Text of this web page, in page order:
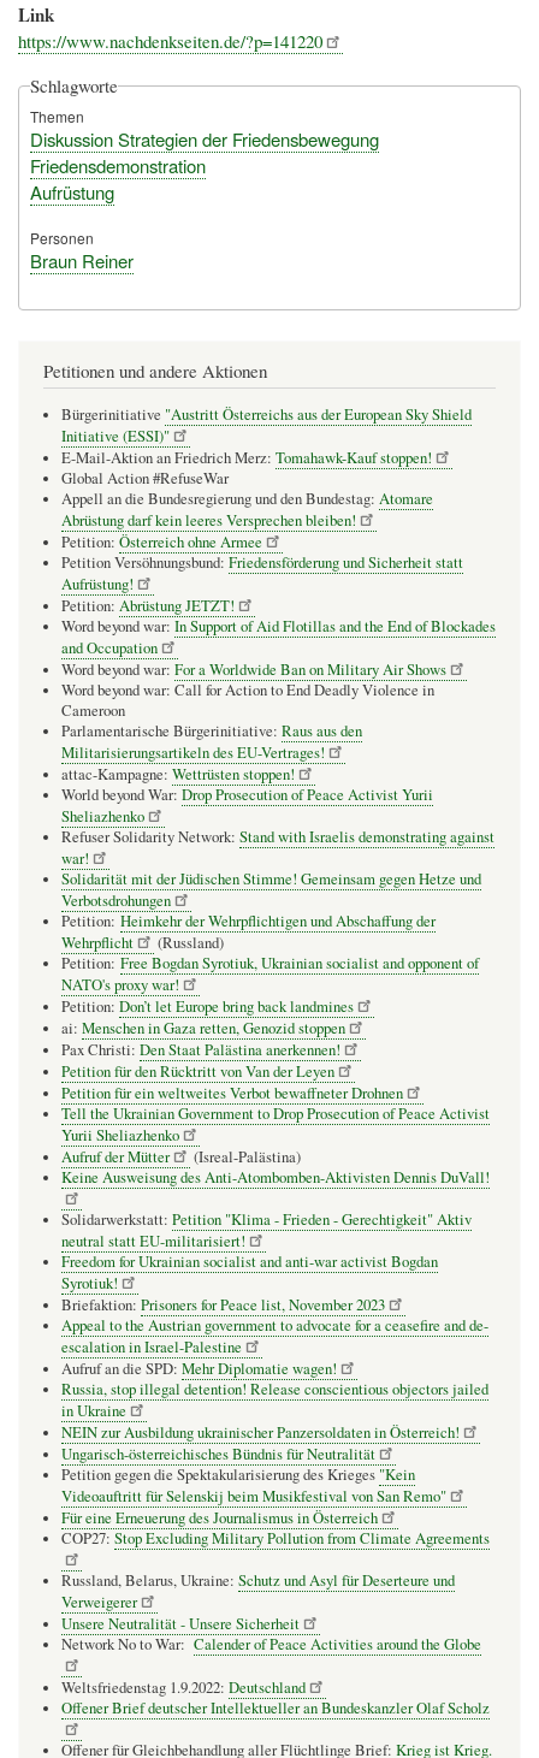
Link
https://www.nachdenkseiten.de/?p=141220
Schlagworte
Themen
Diskussion Strategien der Friedensbewegung
Friedensdemonstration
Aufrüstung
Personen
Braun Reiner
Petitionen und andere Aktionen
Bürgerinitiative "Austritt Österreichs aus der European Sky Shield
Initiative (ESSI)"
E-Mail-Aktion an Friedrich Merz: Tomahawk-Kauf stoppen!
Global Action #RefuseWar
Appell an die Bundesregierung und den Bundestag: Atomare
Abrüstung darf kein leeres Versprechen bleiben!
Petition: Österreich ohne Armee
Petition Versöhnungsbund: Friedensförderung und Sicherheit statt
Aufrüstung!
Petition: Abrüstung JETZT!
Word beyond war: In Support of Aid Flotillas and the End of Blockades
and Occupation
Word beyond war: For a Worldwide Ban on Military Air Shows
Word beyond war: Call for Action to End Deadly Violence in
Cameroon
Parlamentarische Bürgerinitiative: Raus aus den
Militarisierungsartikeln des EU-Vertrages!
attac-Kampagne: Wettrüsten stoppen!
World beyond War: Drop Prosecution of Peace Activist Yurii
Sheliazhenko
Refuser Solidarity Network: Stand with Israelis demonstrating against
war!
Solidarität mit der Jüdischen Stimme! Gemeinsam gegen Hetze und
Verbotsdrohungen
Petition: Heimkehr der Wehrpflichtigen und Abschaffung der
Wehrpflicht
(Russland)
Petition: Free Bogdan Syrotiuk, Ukrainian socialist and opponent of
NATO's proxy war!
Petition: Don’t let Europe bring back landmines
ai: Menschen in Gaza retten, Genozid stoppen
Pax Christi: Den Staat Palästina anerkennen!
Petition für den Rücktritt von Van der Leyen
Petition für ein weltweites Verbot bewaffneter Drohnen
Tell the Ukrainian Government to Drop Prosecution of Peace Activist
Yurii Sheliazhenko
Aufruf der Mütter
(Isreal-Palästina)
Keine Ausweisung des Anti-Atombomben-Aktivisten Dennis DuVall!
Solidarwerkstatt: Petition "Klima - Frieden - Gerechtigkeit" Aktiv
neutral statt EU-militarisiert!
Freedom for Ukrainian socialist and anti-war activist Bogdan
Syrotiuk!
Briefaktion: Prisoners for Peace list, November 2023
Appeal to the Austrian government to advocate for a ceasefire and de-
escalation in Israel-Palestine
Aufruf an die SPD: Mehr Diplomatie wagen!
Russia, stop illegal detention! Release conscientious objectors jailed
in Ukraine
NEIN zur Ausbildung ukrainischer Panzersoldaten in Österreich!
Ungarisch-österreichisches Bündnis für Neutralität
Petition gegen die Spektakularisierung des Krieges "Kein
Videoauftritt für Selenskij beim Musikfestival von San Remo"
Für eine Erneuerung des Journalismus in Österreich
COP27: Stop Excluding Military Pollution from Climate Agreements
Russland, Belarus, Ukraine: Schutz und Asyl für Deserteure und
Verweigerer
Unsere Neutralität - Unsere Sicherheit
Network No to War: Calender of Peace Activities around the Globe
Weltsfriedenstag 1.9.2022: Deutschland
Offener Brief deutscher Intellektueller an Bundeskanzler Olaf Scholz
Offener für Gleichbehandlung aller Flüchtlinge Brief: Krieg ist Krieg.